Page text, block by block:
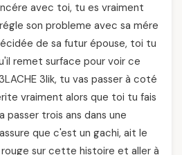
avec toi, tu es vraiment
son probleme avec sa mére
de sa futur épouse, toi tu
remet surface pour voir ce
3lik, tu vas passer à coté
vraiment alors que toi tu fais
passer trois ans dans une
que c'est un gachi, ait le
sur cette histoire et aller à